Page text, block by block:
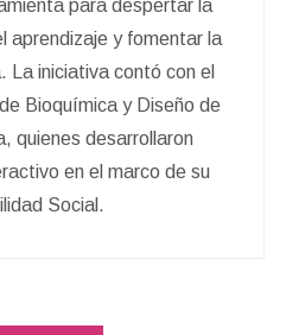
para despertar la
aprendizaje y fomentar la
La iniciativa contó con el
Bioquímica y Diseño de
quienes desarrollaron
en el marco de su
Social.